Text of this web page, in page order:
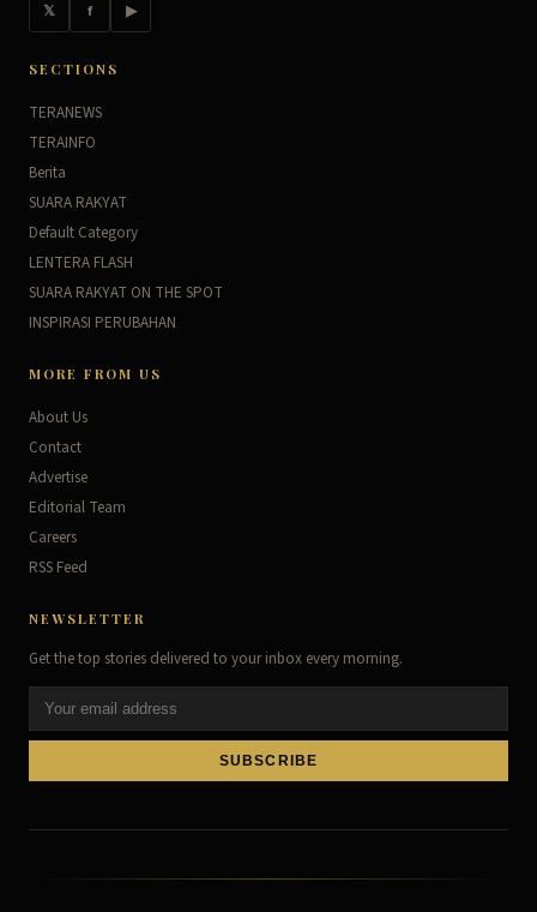
𝕏 f ▶
SECTIONS
TERANEWS
TERAINFO
Berita
SUARA RAKYAT
Default Category
LENTERA FLASH
SUARA RAKYAT ON THE SPOT
INSPIRASI PERUBAHAN
MORE FROM US
About Us
Contact
Advertise
Editorial Team
Careers
RSS Feed
NEWSLETTER
Get the top stories delivered to your inbox every morning.
SUBSCRIBE